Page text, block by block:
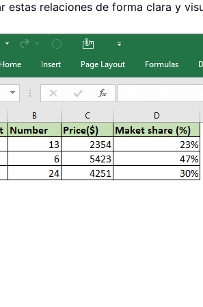
estas relaciones de forma clara y